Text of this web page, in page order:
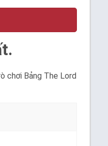
chơi Bảng The Lord